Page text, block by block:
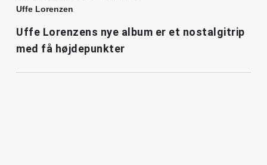
Uffe Lorenzen
Uffe Lorenzens nye album er et nostalgitrip
med få højdepunkter